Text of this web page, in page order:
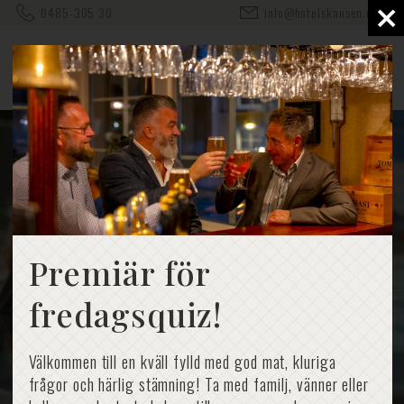
Premiär för
fredagsquiz!
Välkommen till en kväll fylld med god mat, kluriga
frågor och härlig stämning! Ta med familj, vänner eller
info@hotelskansen.com